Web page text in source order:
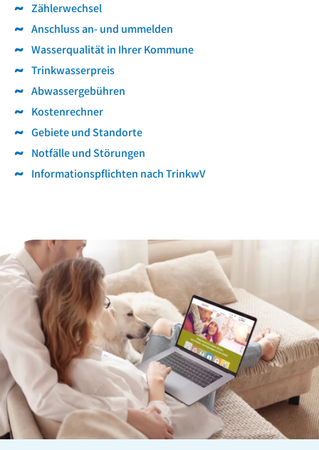
Zählerwechsel
Anschluss an- und ummelden
Wasserqualität in Ihrer Kommune
Trinkwasserpreis
Abwassergebühren
Kostenrechner
Gebiete und Standorte
Notfälle und Störungen
Informationspflichten nach TrinkwV